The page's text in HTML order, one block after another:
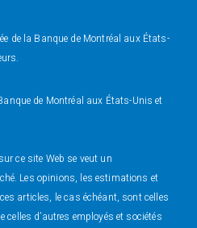
de la Banque de Montréal aux États-
de Montréal aux États-Unis et
ce site Web se veut un
Les opinions, les estimations et
articles, le cas échéant, sont celles
celles d’autres employés et sociétés